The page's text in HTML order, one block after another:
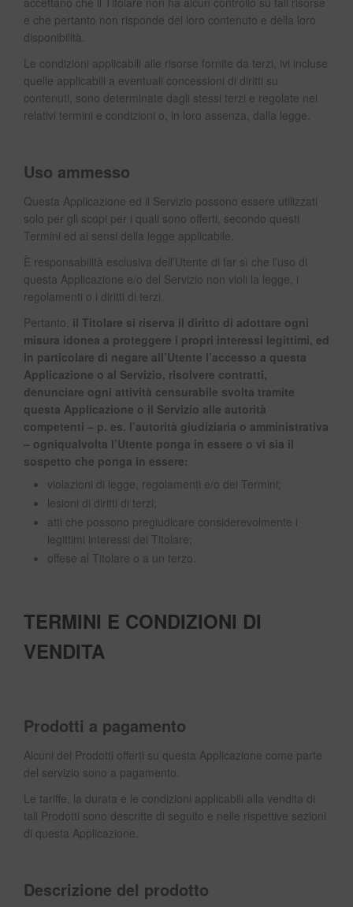
e che pertanto non risponde del loro contenuto e della loro
disponibilità.
Le condizioni applicabili alle risorse fornite da terzi, ivi incluse
quelle applicabili a eventuali concessioni di diritti su
contenuti, sono determinate dagli stessi terzi e regolate nei
relativi termini e condizioni o, in loro assenza, dalla legge.
Uso ammesso
Questa Applicazione ed il Servizio possono essere utilizzati
solo per gli scopi per i quali sono offerti, secondo questi
Termini ed ai sensi della legge applicabile.
È responsabilità esclusiva dell’Utente di far sì che l’uso di
questa Applicazione e/o del Servizio non violi la legge, i
regolamenti o i diritti di terzi.
Pertanto, il Titolare si riserva il diritto di adottare ogni
misura idonea a proteggere i propri interessi legittimi, ed
in particolare di negare all’Utente l’accesso a questa
Applicazione o al Servizio, risolvere contratti,
denunciare ogni attività censurabile svolta tramite
questa Applicazione o il Servizio alle autorità
competenti – p. es. l’autorità giudiziaria o amministrativa
– ogniqualvolta l’Utente ponga in essere o vi sia il
sospetto che ponga in essere:
violazioni di legge, regolamenti e/o dei Termini;
lesioni di diritti di terzi;
atti che possono pregiudicare considerevolmente i
legittimi interessi del Titolare;
offese al Titolare o a un terzo.
TERMINI E CONDIZIONI DI
VENDITA
Prodotti a pagamento
Alcuni dei Prodotti offerti su questa Applicazione come parte
del servizio sono a pagamento.
Le tariffe, la durata e le condizioni applicabili alla vendita di
tali Prodotti sono descritte di seguito e nelle rispettive sezioni
di questa Applicazione.
Descrizione del prodotto